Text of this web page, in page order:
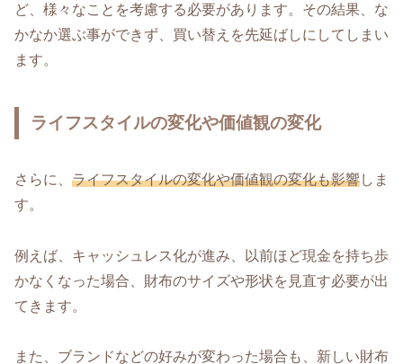
ど、様々なことを考慮する必要があります。その結果、な
かなか選ぶ事ができず、買い替えを先延ばしにしてしまい
ます。
ライフスタイルの変化や価値観の変化
さらに、 ライフスタイルの変化や価値観の変化も影響しま
す。
例えば、キャッシュレス化が進み、以前ほど現金を持ち歩
かなくなった場合、財布のサイズや形状を見直す必要が出
てきます。
また、ブランドなどの好みが変わった場合も、新しい財布